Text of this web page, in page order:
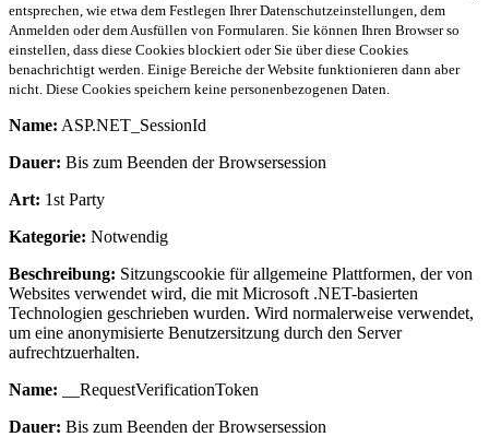
entsprechen, wie etwa dem Festlegen Ihrer Datenschutzeinstellungen, dem
Anmelden oder dem Ausfüllen von Formularen. Sie können Ihren Browser so
einstellen, dass diese Cookies blockiert oder Sie über diese Cookies
benachrichtigt werden. Einige Bereiche der Website funktionieren dann aber
nicht. Diese Cookies speichern keine personenbezogenen Daten.
Name: ASP.NET_SessionId
Dauer: Bis zum Beenden der Browsersession
Art: 1st Party
Kategorie: Notwendig
Beschreibung: Sitzungscookie für allgemeine Plattformen, der von
Websites verwendet wird, die mit Microsoft .NET-basierten
Technologien geschrieben wurden. Wird normalerweise verwendet,
um eine anonymisierte Benutzersitzung durch den Server
aufrechtzuerhalten.
Name: __RequestVerificationToken
Dauer: Bis zum Beenden der Browsersession